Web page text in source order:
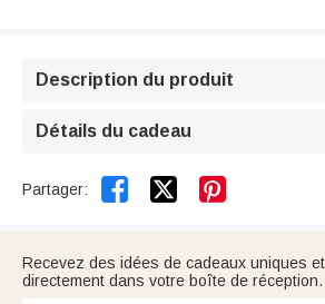
Description du produit
Détails du cadeau
Partager:  
Recevez des idées de cadeaux uniques
directement dans votre boîte de réception.